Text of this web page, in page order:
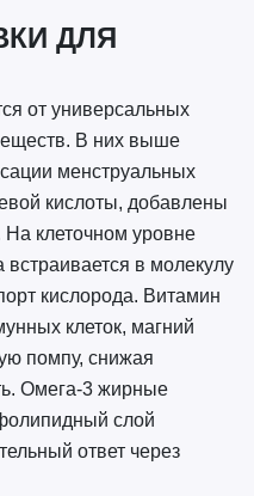
ДЛЯ
от универсальных
В них выше
менструальных
кислоты, добавлены
клеточном уровне
в молекулу
кислорода. Витамин
клеток, магний
помпу, снижая
Омега-3 жирные
слой
ответ через